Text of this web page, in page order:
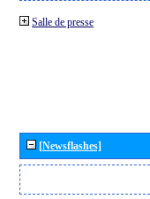
Salle de presse
[Newsflashes]